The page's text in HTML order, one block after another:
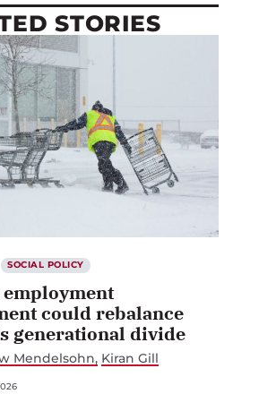
STORIES
SOCIAL POLICY
could rebalance
generational divide
Mendelsohn Kiran Gill